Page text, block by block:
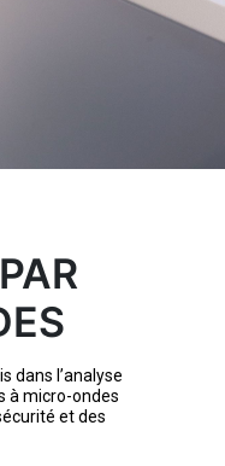
dans l’analyse
à micro-ondes
et des